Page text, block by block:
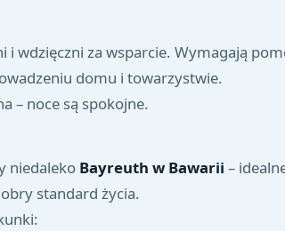
i wdzięczni za wsparcie. Wymagają
domu i towarzystwie.
– noce są spokojne.
niedaleko Bayreuth w Bawarii –
standard życia.